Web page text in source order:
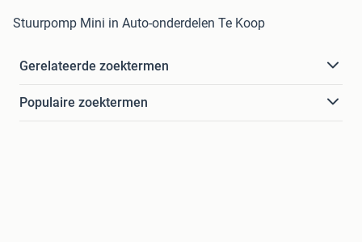
Stuurpomp Mini in Auto-onderdelen Te Koop
Gerelateerde zoektermen
Populaire zoektermen